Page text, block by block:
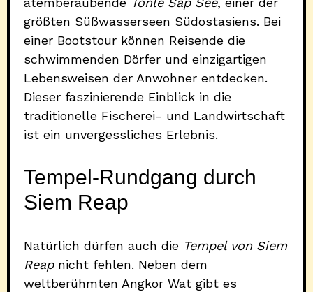
größten Süßwasserseen Südostasiens. Bei
einer Bootstour können Reisende die
schwimmenden Dörfer und einzigartigen
Lebensweisen der Anwohner entdecken.
Dieser faszinierende Einblick in die
traditionelle Fischerei- und Landwirtschaft
ist ein unvergessliches Erlebnis.
Tempel-Rundgang durch
Siem Reap
Natürlich dürfen auch die Tempel von Siem
Reapnicht fehlen. Neben dem
weltberühmten Angkor Wat gibt es